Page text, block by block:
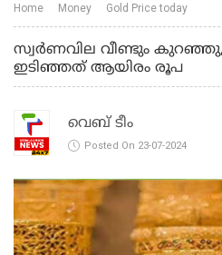
Home Money Gold Price today
സ്വര്‍ണവില വീണ്ടും
ഇടിഞ്ഞത് ആയിരം രൂപ
വെബ് ടീം
Posted On 23-07-2024